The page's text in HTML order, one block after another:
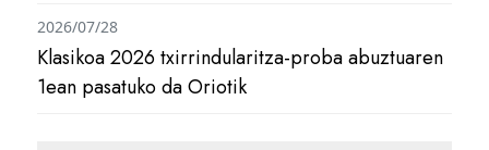
Klasikoa 2026 txirrindularitza-proba abuztuaren
1ean pasatuko da Oriotik
2026/07/28